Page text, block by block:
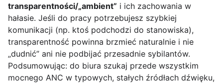
transparentności/„ambient” i ich zachowania w
hałasie. Jeśli do pracy potrzebujesz szybkiej
komunikacji (np. ktoś podchodzi do stanowiska),
transparentność powinna brzmieć naturalnie i nie
„dudnić” ani nie podbijać przesadnie sybilantów.
Podsumowując: do biura szukaj przede wszystkim
mocnego ANC w typowych, stałych źródłach dźwięku,